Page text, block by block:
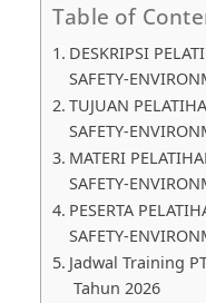
Table of
DESKRIPSI
SAFETY-
TUJUAN
SAFETY-
MATERI
SAFETY-
PESERTA
SAFETY-
Jadwal Training
Tahun 2026